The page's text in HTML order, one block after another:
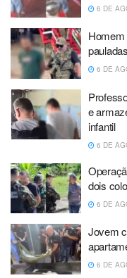
6 DE
Homem
6 DE
e
infantil
6 DE
dois
6 DE
Jovem
6 DE